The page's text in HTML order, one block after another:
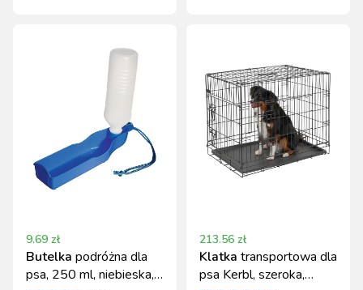
9.69 zł
Butelka podróżna dla
psa, 250 ml, niebieska,
213.56 zł
Klatka transportowa dla
psa Kerbl, szeroka,